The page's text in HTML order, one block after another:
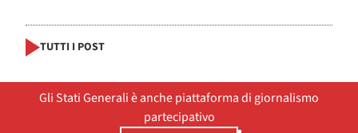
TUTTI I POST
Gli Stati Generali è anche piattaforma di giornalismo
partecipativo